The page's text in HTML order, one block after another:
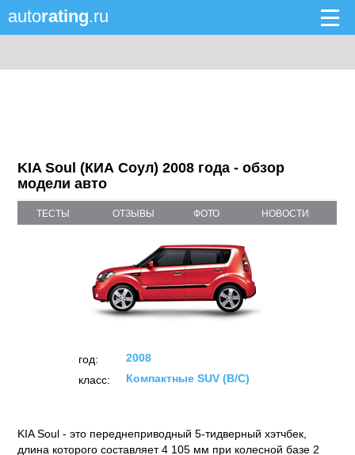
autorating.ru
KIA Soul (КИА Соул) 2008 года - обзор
модели авто
ТЕСТЫ ОТЗЫВЫ ФОТО НОВОСТИ
год:
2008
класс:
Компактные SUV (B/C)
KIA Soul - это переднеприводный 5-тидверный хэтчбек,
длина которого составляет 4 105 мм при колесной базе 2